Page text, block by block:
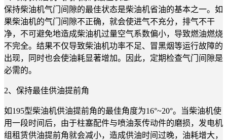
保持柴油机气门间隙的最佳状态是柴油机省油的基本之一。如
果柴油机的气门间隙不正确，就会使进气不充分，排气不干
净，不可避免地造成柴油机过量空气系数偏小，导致燃油燃烧
不完全。结果不仅导致柴油机功率不足、冒黑烟等运行故障的
出现，同时也会使油耗显著增加。因此，定期检查气门间隙是
必需的。
2、保持最佳供油提前角
如195型柴油机供油提前角的最佳角度为16°~20°。当柴油机使
用一段时间后，由于柱塞配件与喷油泵传动件的磨损，发电机
组租赁供油提前角就会减小，造成供油时间过晚，油耗增大，